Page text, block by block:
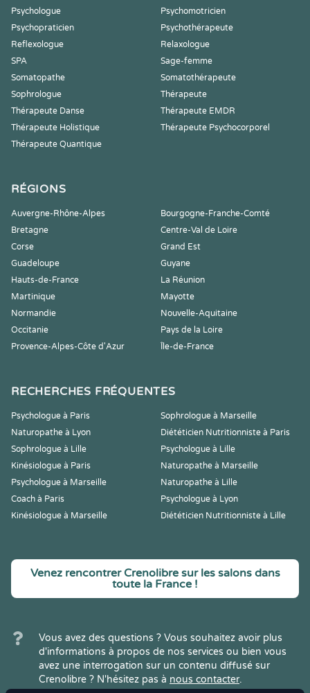
Psychologue
Psychomotricien
Psychopraticien
Psychothérapeute
Reflexologue
Relaxologue
SPA
Sage-femme
Somatopathe
Somatothérapeute
Sophrologue
Thérapeute
Thérapeute Danse
Thérapeute EMDR
Thérapeute Holistique
Thérapeute Psychocorporel
Thérapeute Quantique
RÉGIONS
Auvergne-Rhône-Alpes
Bourgogne-Franche-Comté
Bretagne
Centre-Val de Loire
Corse
Grand Est
Guadeloupe
Guyane
Hauts-de-France
La Réunion
Martinique
Mayotte
Normandie
Nouvelle-Aquitaine
Occitanie
Pays de la Loire
Provence-Alpes-Côte d'Azur
Île-de-France
RECHERCHES FRÉQUENTES
Psychologue à Paris
Sophrologue à Marseille
Naturopathe à Lyon
Diététicien Nutritionniste à Paris
Sophrologue à Lille
Psychologue à Lille
Kinésiologue à Paris
Naturopathe à Marseille
Psychologue à Marseille
Naturopathe à Lille
Coach à Paris
Psychologue à Lyon
Kinésiologue à Marseille
Diététicien Nutritionniste à Lille
Venez rencontrer Crenolibre sur les salons dans
toute la France !
Vous avez des questions ? Vous souhaitez avoir plus
d'informations à propos de nos services ou bien vous
avez une interrogation sur un contenu diffusé sur
Crenolibre ? N'hésitez pas à nous contacter.